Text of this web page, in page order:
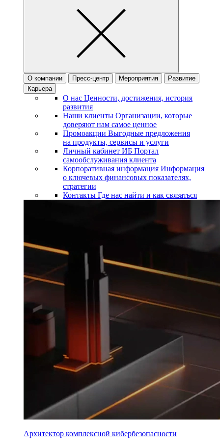
О компании Пресс-центр Мероприятия
Развитие
Карьера
О нас Ценности, достижения, история
развития
Наши клиенты Организации, которые
доверяют нам самое ценное
Промоакции Выгодные предложения
на продукты, сервисы и услуги
Личный кабинет ИБ Портал
самообслуживания клиента
Корпоративная информация Информация
о ключевых финансовых показателях,
стратегии
Контакты Где нас найти и как связаться
Архитектор комплексной кибербезопасности